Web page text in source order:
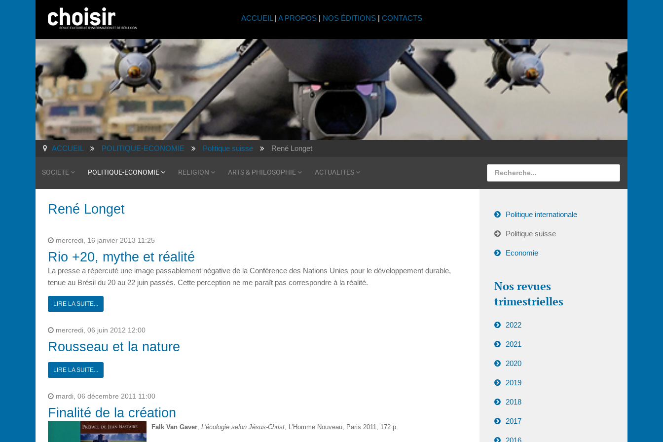
ACCUEIL | A PROPOS| NOS ÉDITIONS| CONTACTS
ACCUEIL POLITIQUE-ECONOMIE Politique suisse René Longet
SOCIETE POLITIQUE-ECONOMIE RELIGION ARTS & PHILOSOPHIE ACTUALITES
René Longet
mercredi, 16 janvier 2013 11:25
Rio +20, mythe et réalité
La presse a répercuté une image passablement négative de la Conférence des Nations Unies pour le développement durable,
tenue au Brésil du 20 au 22 juin passés. Cette perception ne me paraît pas correspondre à la réalité.
LIRE LA SUITE...
mercredi, 06 juin 2012 12:00
Rousseau et la nature
LIRE LA SUITE...
mardi, 06 décembre 2011 11:00
Finalité de la création
Falk Van Gaver L'écologie selon Jésus-Christ , L'Homme Nouveau, Paris 2011, 172 p.
Politique internationale
Politique suisse
Economie
Nos revues
trimestrielles
2022
2021
2020
2019
2018
2017
2016